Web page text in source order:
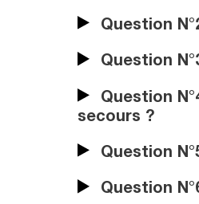
Question
Question
Question
secours ?
Question
Question